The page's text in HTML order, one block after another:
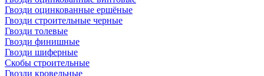
Гвозди оцинкованные ершёные
Гвозди строительные черные
Гвозди толевые
Гвозди финишные
Гвозди шиферные
Скобы строительные
Гвозди кровельные